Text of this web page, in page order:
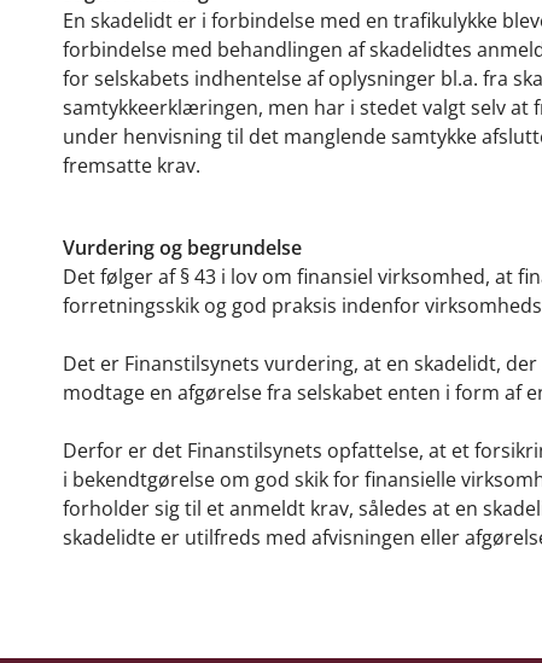
En skadelidt er i forbindelse med en trafikulykke
forbindelse med behandlingen af skadelidtes
for selskabets indhentelse af oplysninger bl.a. fra
samtykkeerklæringen, men har i stedet valgt selv
under henvisning til det manglende samtykke
fremsatte krav.
Vurdering og begrundelse
Det følger af § 43 i lov om finansiel virksomhed, at
forretningsskik og god praksis indenfor
Det er Finanstilsynets vurdering, at en skadelidt,
modtage en afgørelse fra selskabet enten i form af
Derfor er det Finanstilsynets opfattelse, at et
i bekendtgørelse om god skik for finansielle
forholder sig til et anmeldt krav, således at en
skadelidte er utilfreds med afvisningen eller